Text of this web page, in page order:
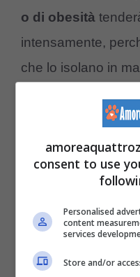
o di obesità
intensamente,
che lo isolano in
evitandogli errori
sull’alimentazione
offrire
la giusta
. Inoltre, aiuta
facendogli fare il
consent to use
Personalised
content
services
Store and/or